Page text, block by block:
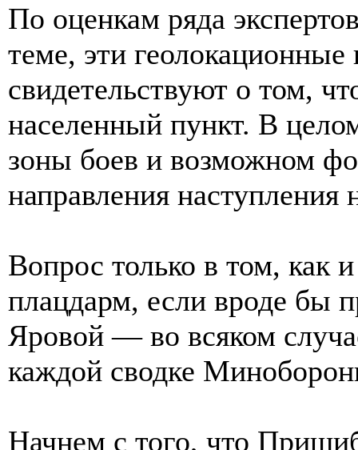
По оценкам ряда
теме, эти геолокационные
свидетельствуют о том,
населенный пункт. В
зоны боев и возможном
направления наступления
Вопрос только в том, как и
плацдарм, если вроде бы
Яровой — во всяком
каждой сводке
Начнем с того, что